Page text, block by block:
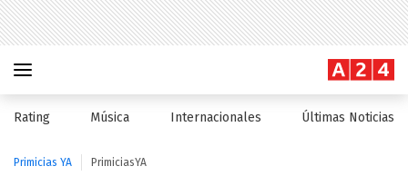
Rating Música Internacionales Últimas Noticias
Primicias YA PrimiciasYA